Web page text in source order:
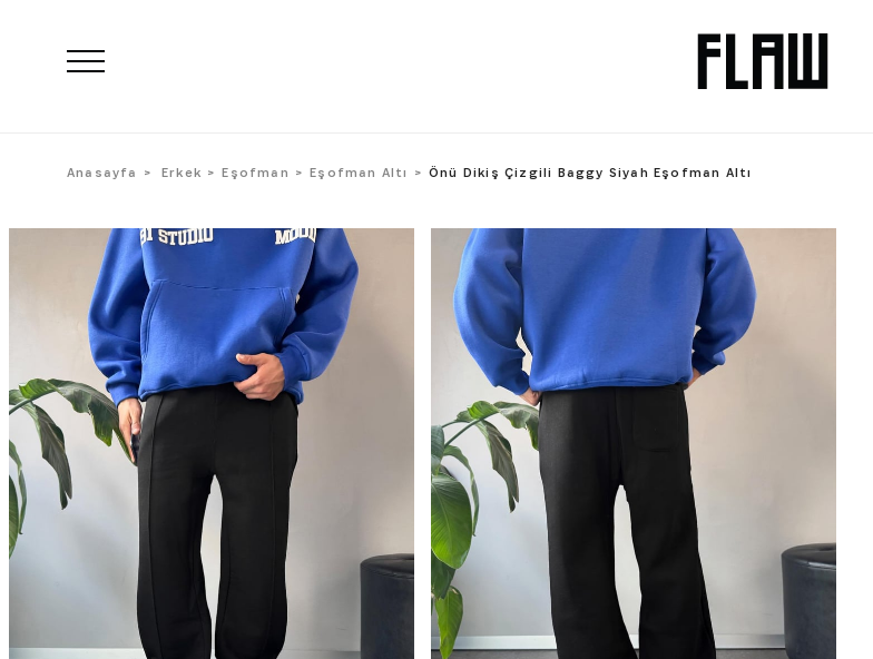
Anasayfa Erkek Eşofman Eşofman Altı Önü Dikiş Çizgili Baggy Siyah Eşofman Altı